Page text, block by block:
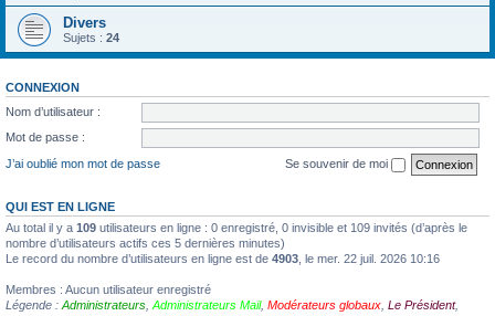
Divers
Sujets : 24
CONNEXION
Nom d’utilisateur :
Mot de passe :
J’ai oublié mon mot de passe
Se souvenir de moi
QUI EST EN LIGNE
Au total il y a 109 utilisateurs en ligne : 0 enregistré, 0 invisible et 109 invités (d’après le
nombre d’utilisateurs actifs ces 5 dernières minutes)
Le record du nombre d’utilisateurs en ligne est de 4903 , le mer. 22 juil. 2026 10:16
Membres : Aucun utilisateur enregistré
Légende : Administrateurs Administrateurs Mail, Modérateurs globaux Le Président,